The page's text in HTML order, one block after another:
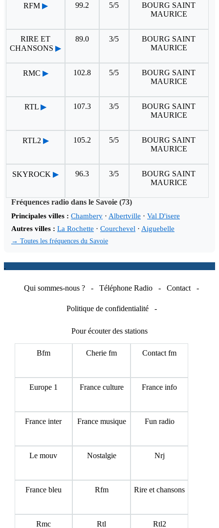
RFM ▶ 99.2 5/5
BOURG SAINT
MAURICE
RIRE ET
CHANSONS ▶
89.0 3/5
BOURG SAINT
MAURICE
RMC ▶ 102.8 5/5
BOURG SAINT
MAURICE
RTL ▶ 107.3 3/5
BOURG SAINT
MAURICE
RTL2 ▶ 105.2 5/5
BOURG SAINT
MAURICE
SKYROCK ▶ 96.3 3/5
BOURG SAINT
MAURICE
Fréquences radio dans le Savoie (73)
Principales villes : Chambery · Albertville · Val D'isere
Autres villes : La Rochette · Courchevel · Aiguebelle
→ Toutes les fréquences du Savoie
.
Qui sommes-nous ? - Téléphone Radio - Contact -
Politique de confidentialité -
Pour écouter des stations
Bfm Cherie fm Contact fm
Europe 1 France culture France info
France inter France musique Fun radio
Le mouv Nostalgie Nrj
France bleu Rfm Rire et chansons
Rmc Rtl Rtl2